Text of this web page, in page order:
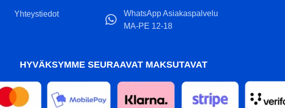
Yhteystiedot
WhatsApp Asiakaspalvelu
MA-PE 12-18
HYVÄKSYMME SEURAAVAT MAKSUTAVAT